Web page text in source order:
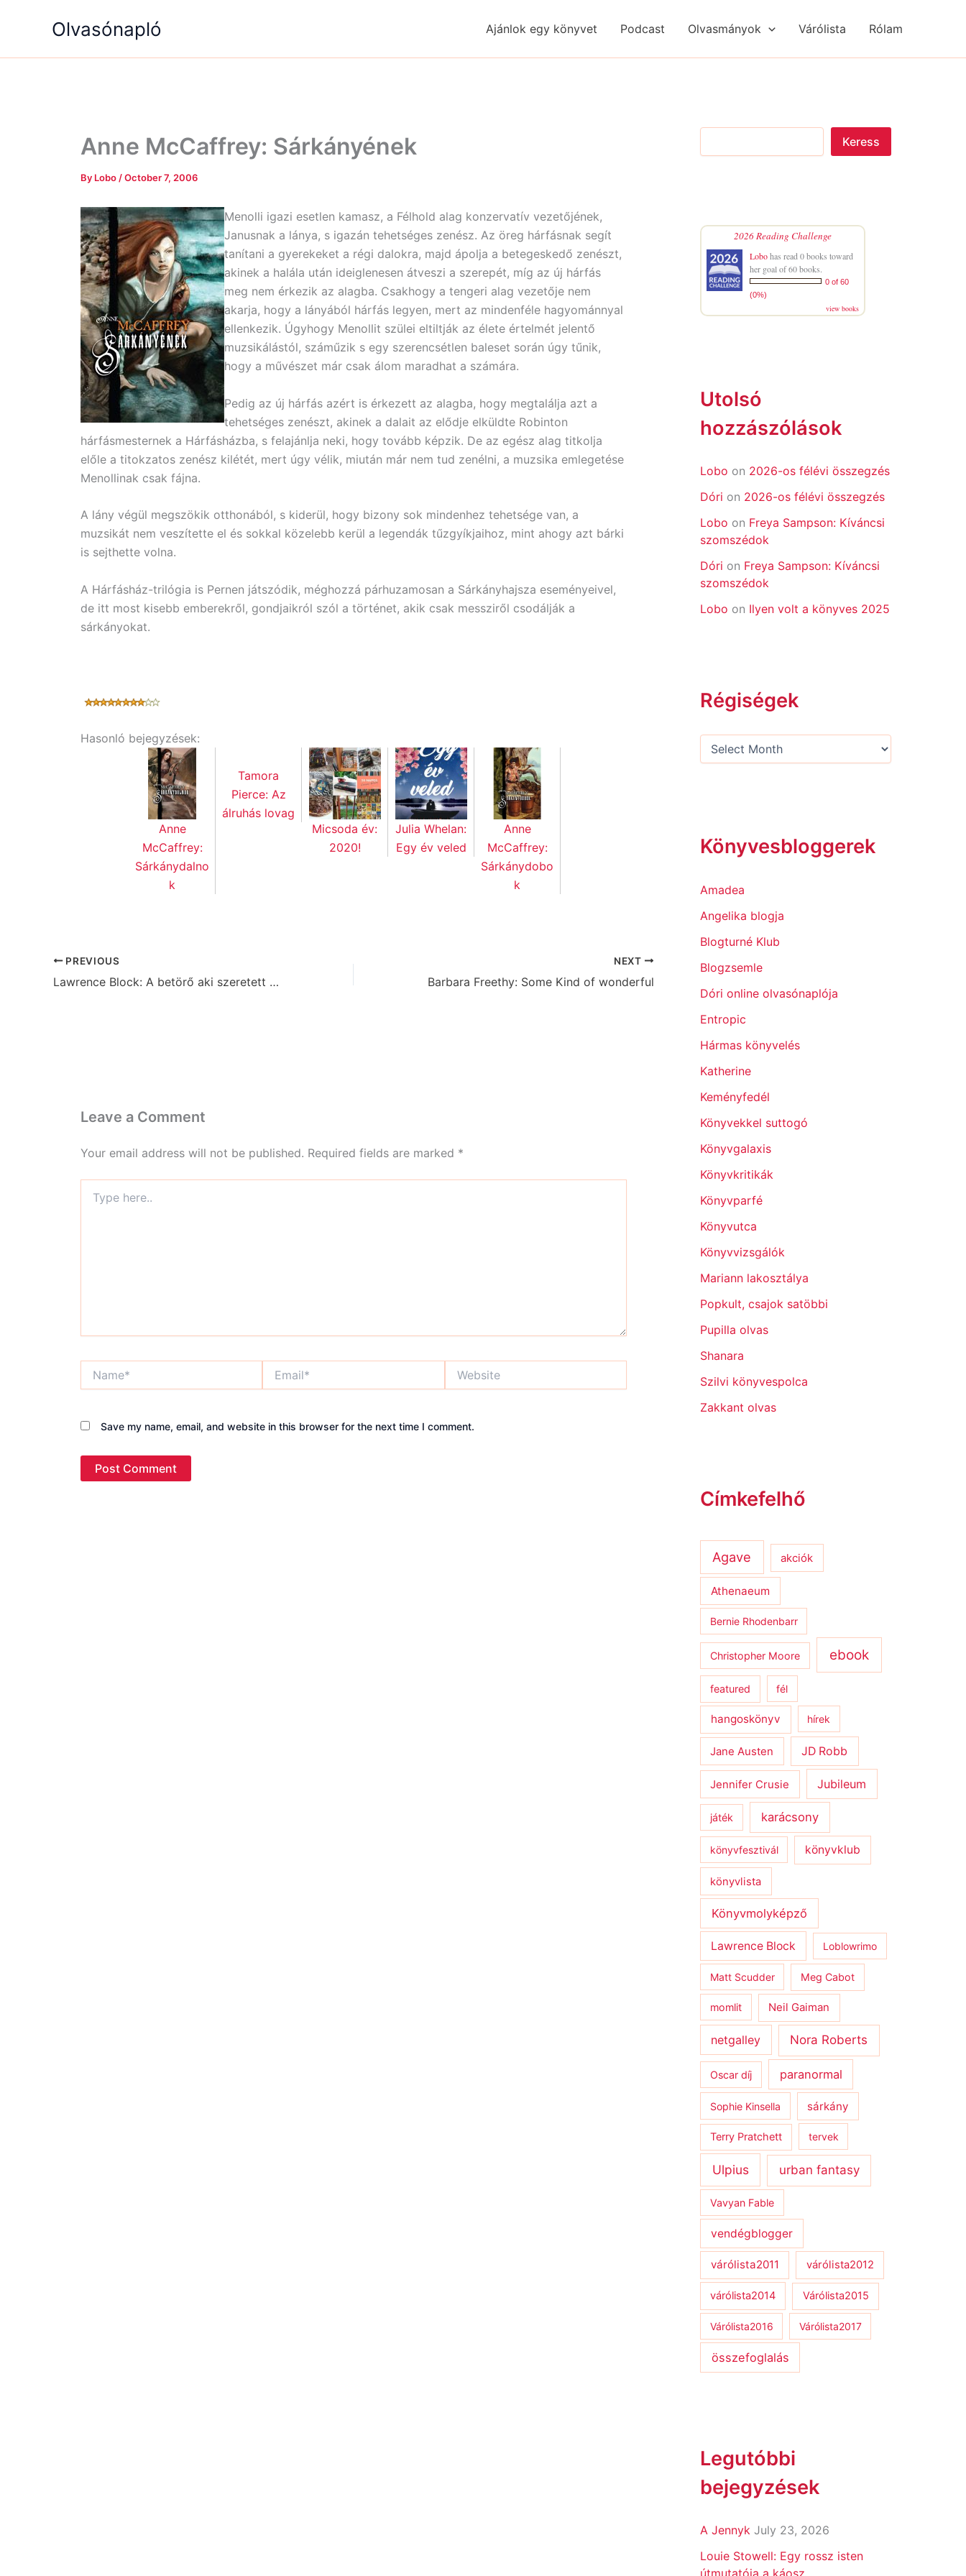
Olvasónapló Ajánlok egy könyvet Podcast Olvasmányok Várólista Rólam
Anne McCaffrey: Sárkányének
By Lobo /October 7, 2006
Menolli igazi esetlen kamasz, a Félhold alag konzervatív vezetőjének,
Janusnak a lánya, s igazán tehetséges zenész. Az öreg hárfásnak segít
tanítani a gyerekeket a régi dalokra, majd ápolja a betegeskedő zenészt,
akinek a halála után ideiglenesen átveszi a szerepét, míg az új hárfás
meg nem érkezik az alagba. Csakhogy a tengeri alag vezetője nem
akarja, hogy a lányából hárfás legyen, mert az mindenféle hagyománnyal
ellenkezik. Úgyhogy Menollit szülei eltiltják az élete értelmét jelentő
muzsikálástól, száműzik s egy szerencsétlen baleset során úgy tűnik,
hogy a művészet már csak álom maradhat a számára.
Pedig az új hárfás azért is érkezett az alagba, hogy megtalálja azt a
tehetséges zenészt, akinek a dalait az elődje elküldte Robinton
hárfásmesternek a Hárfásházba, s felajánlja neki, hogy tovább képzik. De az egész alag titkolja
előle a titokzatos zenész kilétét, mert úgy vélik, miután már nem tud zenélni, a muzsika emlegetése
Menollinak csak fájna.
A lány végül megszökik otthonából, s kiderül, hogy bizony sok mindenhez tehetsége van, a
muzsikát nem veszítette el és sokkal közelebb kerül a legendák tűzgyíkjaihoz, mint ahogy azt bárki
is sejthette volna.
A Hárfásház-trilógia is Pernen játszódik, méghozzá párhuzamosan a Sárkányhajsza eseményeivel,
de itt most kisebb emberekről, gondjaikról szól a történet, akik csak messziről csodálják a
sárkányokat.
Hasonló bejegyzések:
Anne
McCaffrey:
Sárkánydalno
k
Tamora
Pierce: Az
álruhás lovag
Micsoda év:
2020!
Julia Whelan:
Egy év veled
Anne
McCaffrey:
Sárkánydobo
k
PREVIOUS
Lawrence Block: A betörő aki szeretett Kiplinget idézni
NEXT
Barbara Freethy: Some Kind of wonderful
Leave a Comment
Your email address will not be published. Required fields are marked *
here..
Save my name, email, and website in this browser for the next time I comment.
a
Keress
2026 Reading Challenge
Lobohas read 0 books toward
her goal of 60 books.
0 of 60
(0%)
view books
Utolsó
hozzászólások
Lobo on 2026-os félévi összegzés
Dóri on 2026-os félévi összegzés
Lobo on Freya Sampson: Kíváncsi
szomszédok
Dóri on Freya Sampson: Kíváncsi
szomszédok
Lobo on Ilyen volt a könyves 2025
Régiségek
g
Könyvesbloggerek
Amadea
Angelika blogja
Blogturné Klub
Blogzsemle
Dóri online olvasónaplója
Entropic
Hármas könyvelés
Katherine
Keményfedél
Könyvekkel suttogó
Könyvgalaxis
Könyvkritikák
Könyvparfé
Könyvutca
Könyvvizsgálók
Mariann lakosztálya
Popkult, csajok satöbbi
Pupilla olvas
Shanara
Szilvi könyvespolca
Zakkant olvas
Címkefelhő
Agave akciók
Athenaeum
Bernie Rhodenbarr
Christopher Moore ebook
featured fél
hangoskönyv hírek
Jane Austen JD Robb
Jennifer Crusie Jubileum
játék karácsony
könyvfesztivál könyvklub
könyvlista
Könyvmolyképző
Lawrence Block Loblowrimo
Matt Scudder Meg Cabot
momlit Neil Gaiman
netgalley Nora Roberts
Oscar díj paranormal
Sophie Kinsella sárkány
Terry Pratchett tervek
Ulpius urban fantasy
Vavyan Fable
vendégblogger
várólista2011 várólista2012
várólista2014 Várólista2015
Várólista2016 Várólista2017
összefoglalás
Legutóbbi
bejegyzések
A Jennyk July 23, 2026
Louie Stowell: Egy ​rossz isten
g